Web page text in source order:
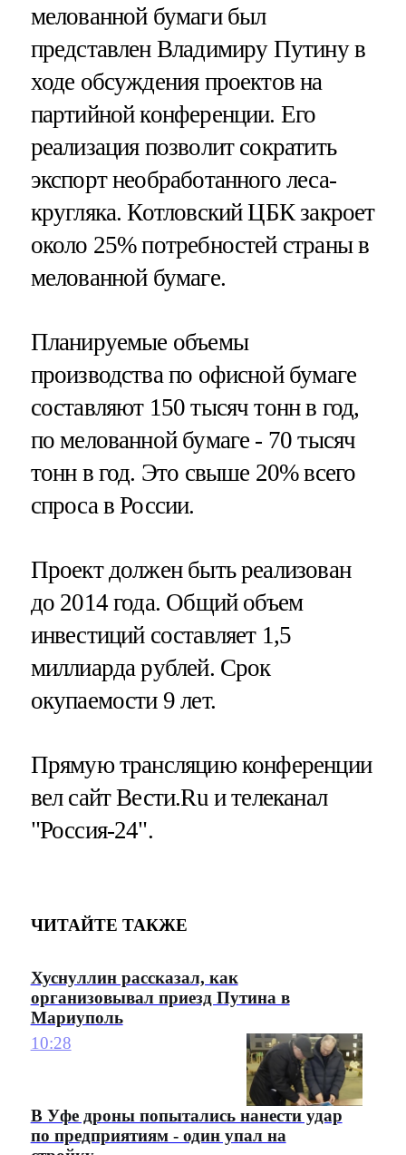
мелованной бумаги был
представлен Владимиру Путину в
ходе обсуждения проектов на
партийной конференции. Его
реализация позволит сократить
экспорт необработанного леса-
кругляка. Котловский ЦБК закроет
около 25% потребностей страны в
мелованной бумаге.
Планируемые объемы
производства по офисной бумаге
составляют 150 тысяч тонн в год,
по мелованной бумаге - 70 тысяч
тонн в год. Это свыше 20% всего
спроса в России.
Проект должен быть реализован
до 2014 года. Общий объем
инвестиций составляет 1,5
миллиарда рублей. Срок
окупаемости 9 лет.
Прямую трансляцию конференции
вел сайт Вести.Ru и телеканал
"Россия-24".
ЧИТАЙТЕ ТАКЖЕ
Хуснуллин рассказал, как
организовывал приезд Путина в
Мариуполь
10:28
В Уфе дроны попытались нанести удар
по предприятиям - один упал на